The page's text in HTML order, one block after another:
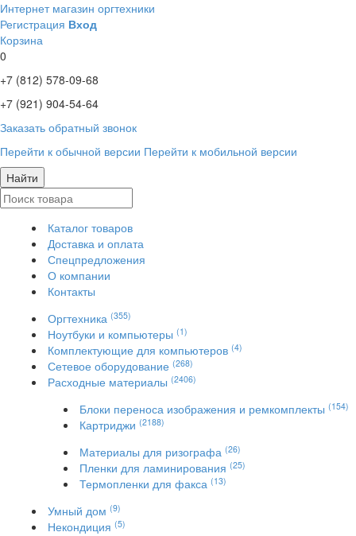
Интернет магазин оргтехники
Регистрация Вход
Корзина
0
+7 (812) 578-09-68
+7 (921) 904-54-64
Заказать обратный звонок
Перейти к обычной версии Перейти к мобильной версии
Найти
Каталог товаров
Доставка и оплата
Спецпредложения
О компании
Контакты
Оргтехника (355)
Ноутбуки и компьютеры (1)
Комплектующие для компьютеров (4)
Сетевое оборудование (268)
Расходные материалы (2406)
Блоки переноса изображения и ремкомплекты (154)
Картриджи (2188)
Материалы для ризографа (26)
Пленки для ламинирования (25)
Термопленки для факса (13)
Умный дом (9)
Некондиция (5)